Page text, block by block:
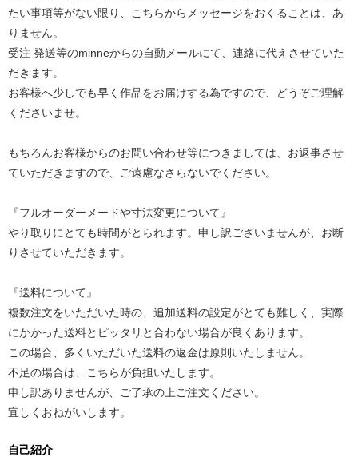
たい事項等がない限り、こちらからメッセージをおくることは、あ
りません。
受注 発送等のminneからの自動メールにて、連絡に代えさせていた
だきます。
お客様へ少しでも早く作品をお届けする為ですので、どうぞご理解
くださいませ。
もちろんお客様からのお問い合わせ等につきましては、お返事させ
ていただきますので、ご遠慮なさらないでください。
『フルオーダーメードや寸法変更について』
やり取りにとても時間がとられます。申し訳ございませんが、お断
りさせていただきます。
『送料について』
複数注文をいただいた時の、追加送料の設定がとても難しく、実際
にかかった送料とピッタリと合わない場合が良くあります。
この場合、多くいただいた送料の返金は原則いたしません。
不足の場合は、こちらが負担いたします。
申し訳ありませんが、ご了承の上ご注文ください。
宜しくおねがいします。
自己紹介